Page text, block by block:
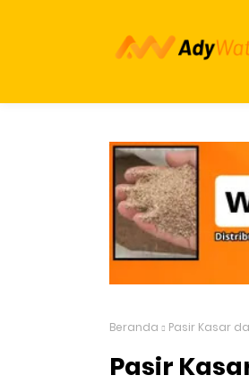
Beranda Pasir Kasar
Pasir